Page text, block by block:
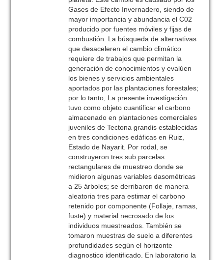
Gases de Efecto Invernadero, siendo de
mayor importancia y abundancia el C02
producido por fuentes móviles y fijas de
combustión. La búsqueda de alternativas
que desaceleren el cambio climático
requiere de trabajos que permitan la
generación de conocimientos y evalúen
los bienes y servicios ambientales
aportados por las plantaciones forestales;
por lo tanto, La presente investigación
tuvo como objeto cuantificar el carbono
almacenado en plantaciones comerciales
juveniles de Tectona grandis establecidas
en tres condiciones edáficas en Ruiz,
Estado de Nayarit. Por rodal, se
construyeron tres sub parcelas
rectangulares de muestreo donde se
midieron algunas variables dasométricas
a 25 árboles; se derribaron de manera
aleatoria tres para estimar el carbono
retenido por componente (Follaje, ramas,
fuste) y material necrosado de los
individuos muestreados. También se
tomaron muestras de suelo a diferentes
profundidades según el horizonte
diagnostico identificado. En laboratorio la